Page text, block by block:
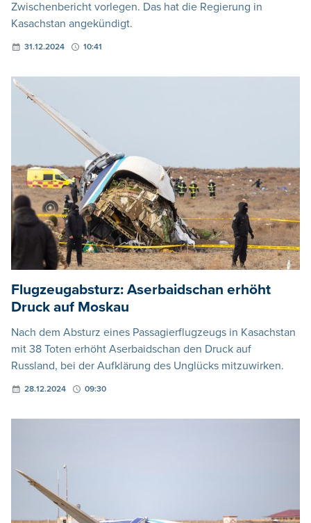
Zwischenbericht vorlegen. Das hat die Regierung in
Kasachstan angekündigt.
31.12.2024 10:41
Flugzeugabsturz: Aserbaidschan erhöht
Druck auf Moskau
Nach dem Absturz eines Passagierflugzeugs in Kasachstan
mit 38 Toten erhöht Aserbaidschan den Druck auf
Russland, bei der Aufklärung des Unglücks mitzuwirken.
28.12.2024 09:30